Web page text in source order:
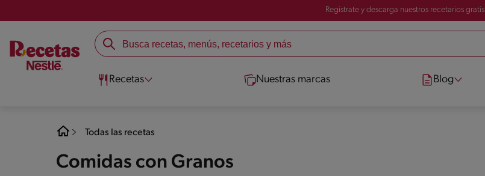
Registrate y descarga nuestros recetarios gratis
Recetas Nuestras marcas Blog
Todas las recetas
Comidas con Granos